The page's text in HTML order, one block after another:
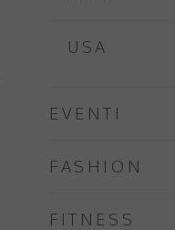
USA
EVENTI
FASHION
FITNESS